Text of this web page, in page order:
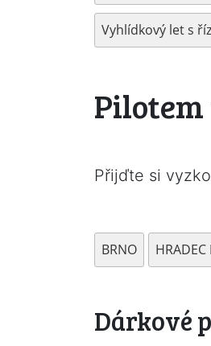
Vyhlídkový let s
Přijďte si
BRNO HRADEC
Dárkové